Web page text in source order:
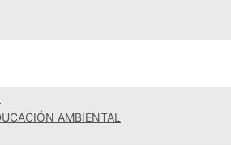
AMBIENTAL